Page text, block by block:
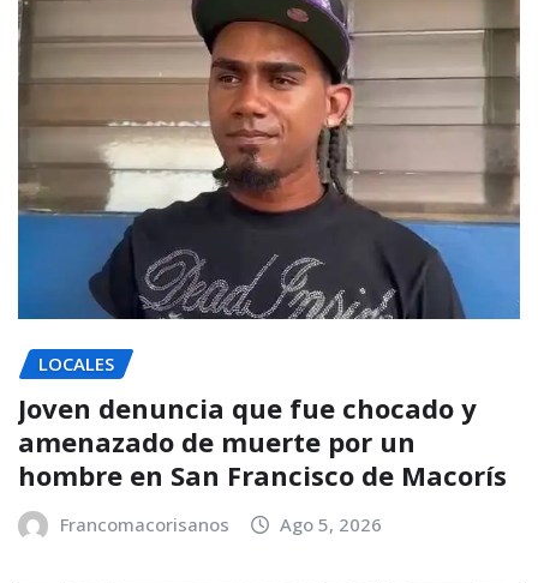
LOCALES
Joven denuncia que fue chocado y
amenazado de muerte por un
hombre en San Francisco de Macorís
Francomacorisanos Ago 5, 2026